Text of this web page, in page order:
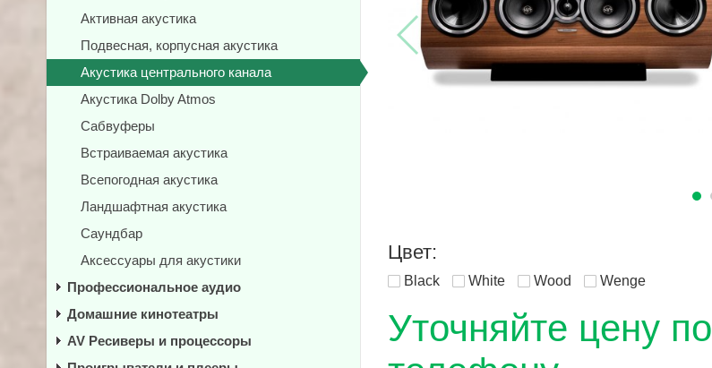
Цвет:
Black White Wood Wenge
Уточняйте цену по
Активная акустика
Подвесная, корпусная акустика
Акустика центрального канала
Акустика Dolby Atmos
Сабвуферы
Встраиваемая акустика
Всепогодная акустика
Ландшафтная акустика
Саундбар
Аксессуары для акустики
Профессиональное аудио
Домашние кинотеатры
AV Ресиверы и процессоры